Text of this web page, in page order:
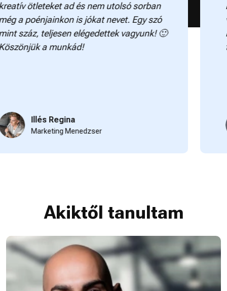
ötleteket ad és nem utolsó sorban
a poénjainkon is jókat nevet. Egy szó
száz, teljesen elégedettek vagyunk! 🙂
a munkád!
Illés Regina
Marketing Menedzser
Akiktől tanultam